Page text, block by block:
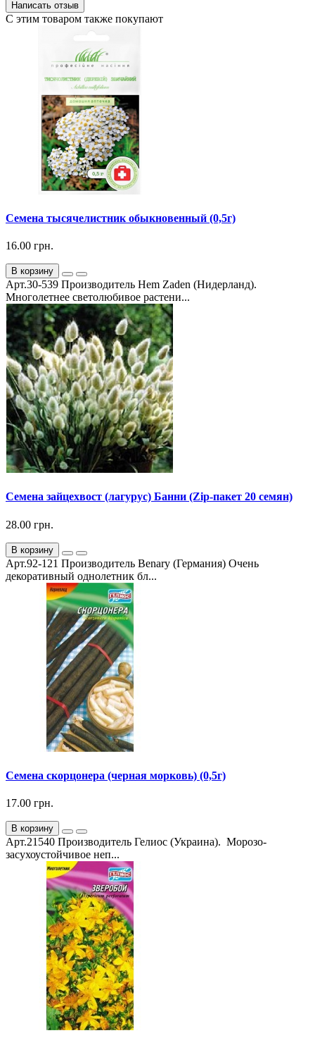
Написать отзыв
С этим товаром также покупают
Семена тысячелистник обыкновенный (0,5г)
16.00 грн.
В корзину
Арт.30-539 Производитель Hem Zaden (Нидерланд).
Многолетнее светолюбивое растени...
Семена зайцехвост (лагурус) Банни (Zip-пакет 20 семян)
28.00 грн.
В корзину
Арт.92-121 Производитель Benary (Германия) Очень
декоративный однолетник бл...
Семена скорцонера (черная морковь) (0,5г)
17.00 грн.
В корзину
Арт.21540 Производитель Гелиос (Украина). Морозо-
засухоустойчивое неп...